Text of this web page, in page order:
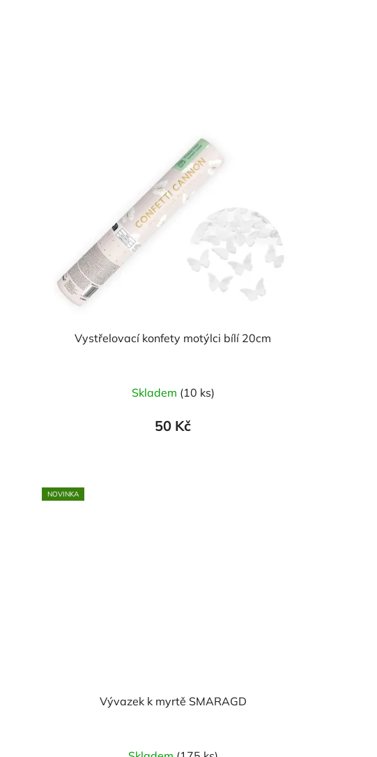
Vystřelovací konfety motýlci bílí 20cm
Skladem (10 ks)
50 Kč
NOVINKA
Vývazek k myrtě SMARAGD